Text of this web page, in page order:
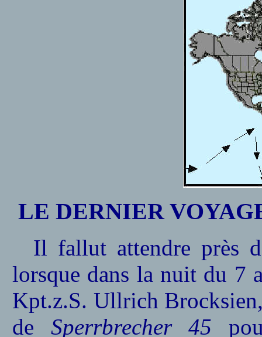
LE DERNIER
Il fallut attendre près
lorsque dans la nuit du 7
Kpt.z.S. Ullrich
de Sperrbrecher 45